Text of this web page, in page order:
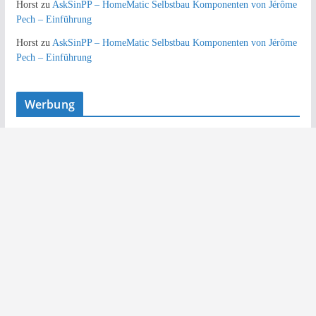
Horstzu AskSinPP – HomeMatic Selbstbau Komponenten von Jérôme
Pech – Einführung
Horstzu AskSinPP – HomeMatic Selbstbau Komponenten von Jérôme
Pech – Einführung
Werbung